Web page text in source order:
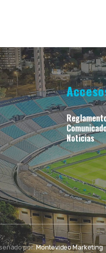
Noticias
por:Montevideo Marketing